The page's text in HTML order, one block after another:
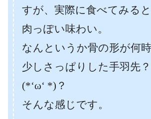
すが、実際に食べてみる
肉っぽい味わい。
なんというか骨の形が何
少しさっぱりした手羽先？
(*‘ω‘ *)？
そんな感じです。